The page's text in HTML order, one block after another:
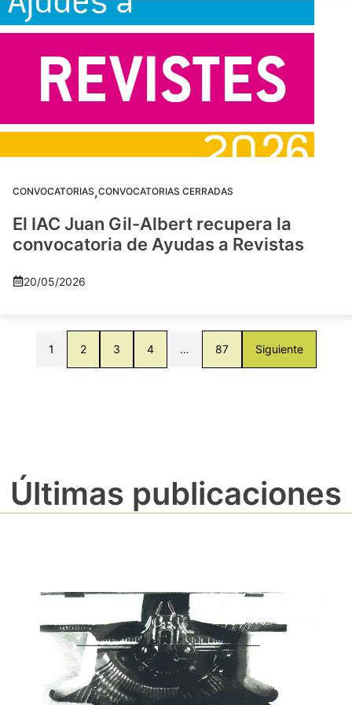
CONVOCATORIAS,CONVOCATORIAS CERRADAS
El IAC Juan Gil-Albert recupera la
convocatoria de Ayudas a Revistas
20/05/2026
1 2 3 4 … 87 Siguiente
Últimas publicaciones